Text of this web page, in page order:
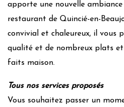
apporte une nouvelle
restaurant de Quincié-en-
convivial et chaleureux, il vous
qualité et de nombreux plats
faits maison.
Tous nos services proposés
Vous souhaitez passer un